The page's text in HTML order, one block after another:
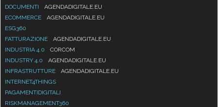
DOCUMENTI
AGENDADIGITALE.EU
ECOMMERCE
AGENDADIGITALE.EU
ESG360
FATTURAZIONE
AGENDADIGITALE.EU
INDUSTRIA 4.0
CORCOM
INDUSTRY 4.0
AGENDADIGITALE.EU
INFRASTRUTTURE
AGENDADIGITALE.EU
INTERNET4THINGS
PAGAMENTIDIGITALI
RISKMANAGEMENT360